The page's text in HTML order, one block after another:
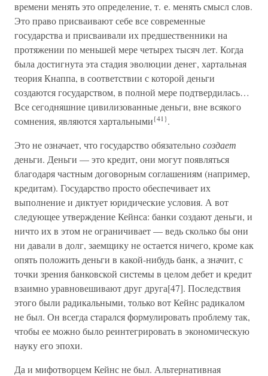
времени менять это определение, т. е. менять смысл слов.
Это право присваивают себе все современные
государства и присваивали их предшественники на
протяжении по меньшей мере четырех тысяч лет. Когда
была достигнута эта стадия эволюции денег, хартальная
теория Кнаппа, в соответствии с которой деньги
создаются государством, в полной мере подтвердилась…
Все сегодняшние цивилизованные деньги, вне всякого
сомнения, являются хартальными{41}.
Это не означает, что государство обязательносоздает
деньги. Деньги — это кредит, они могут появляться
благодаря частным договорным соглашениям (например,
кредитам). Государство просто обеспечивает их
выполнение и диктует юридические условия. А вот
следующее утверждение Кейнса: банки создают деньги, и
ничто их в этом не ограничивает — ведь сколько бы они
ни давали в долг, заемщику не остается ничего, кроме как
опять положить деньги в какой-нибудь банк, а значит, с
точки зрения банковской системы в целом дебет и кредит
взаимно уравновешивают друг друга[47]. Последствия
этого были радикальными, только вот Кейнс радикалом
не был. Он всегда старался формулировать проблему так,
чтобы ее можно было реинтегрировать в экономическую
науку его эпохи.
Да и мифотворцем Кейнс не был. Альтернативная